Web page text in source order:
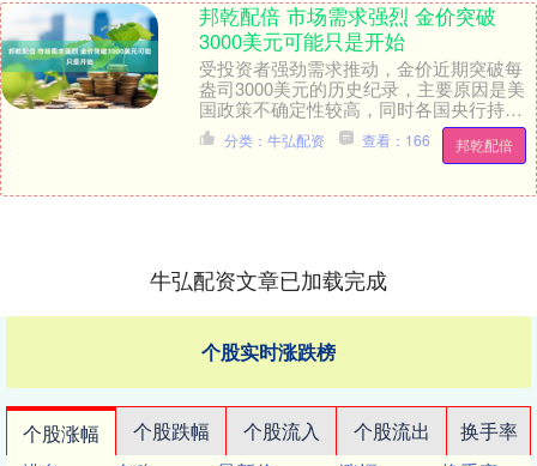
邦乾配倍 市场需求强烈 金价突破
3000美元可能只是开始
受投资者强劲需求推动，金价近期突破每
盎司3000美元的历史纪录，主要原因是美
国政策不确定性较高，同时各国央行持续
大规模购金。 值得一提的是，全球黄金正
在“乾坤大....
邦乾配倍
分类：牛弘配资 查看：166
牛弘配资文章已加载完成
个股实时涨跌榜
个股涨幅 个股跌幅 个股流入 个股流出
换手率